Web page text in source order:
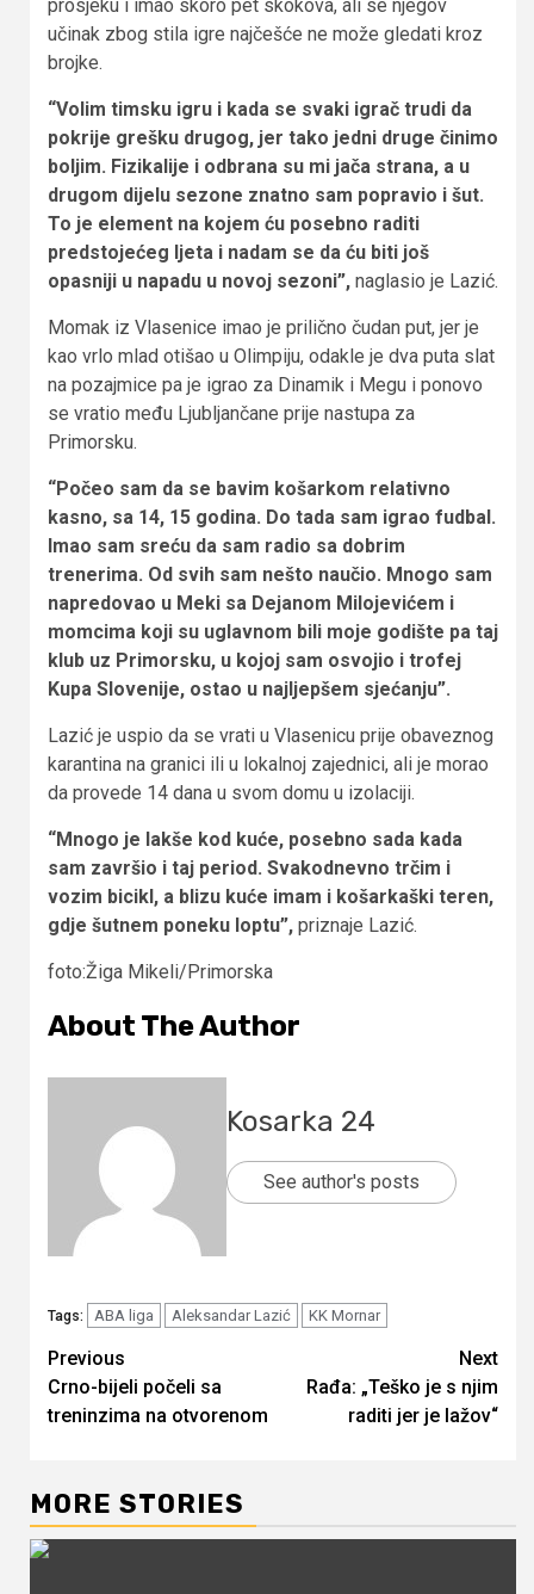
prosjeku i imao skoro pet skokova, ali se njegov
učinak zbog stila igre najčešće ne može gledati kroz
brojke.
“Volim timsku igru i kada se svaki igrač trudi da
pokrije grešku drugog, jer tako jedni druge činimo
boljim. Fizikalije i odbrana su mi jača strana, a u
drugom dijelu sezone znatno sam popravio i šut.
To je element na kojem ću posebno raditi
predstojećeg ljeta i nadam se da ću biti još
opasniji u napadu u novoj sezoni”, naglasio je Lazić.
Momak iz Vlasenice imao je prilično čudan put, jer je
kao vrlo mlad otišao u Olimpiju, odakle je dva puta slat
na pozajmice pa je igrao za Dinamik i Megu i ponovo
se vratio među Ljubljančane prije nastupa za
Primorsku.
“Počeo sam da se bavim košarkom relativno
kasno, sa 14, 15 godina. Do tada sam igrao fudbal.
Imao sam sreću da sam radio sa dobrim
trenerima. Od svih sam nešto naučio. Mnogo sam
napredovao u Meki sa Dejanom Milojevićem i
momcima koji su uglavnom bili moje godište pa taj
klub uz Primorsku, u kojoj sam osvojio i trofej
Kupa Slovenije, ostao u najljepšem sjećanju”.
Lazić je uspio da se vrati u Vlasenicu prije obaveznog
karantina na granici ili u lokalnoj zajednici, ali je morao
da provede 14 dana u svom domu u izolaciji.
“Mnogo je lakše kod kuće, posebno sada kada
sam završio i taj period. Svakodnevno trčim i
vozim bicikl, a blizu kuće imam i košarkaški teren,
gdje šutnem poneku loptu”, priznaje Lazić.
foto:Žiga Mikeli/Primorska
About The Author
Kosarka 24
See author's posts
Tags: ABA liga Aleksandar Lazić KK Mornar
Continue
Reading
Previous
Crno-bijeli počeli sa
treninzima na otvorenom
Next
Rađa: „Teško je s njim
raditi jer je lažov“
MORE STORIES